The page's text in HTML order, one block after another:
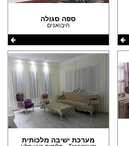
ספה סגולה
היבואנים
מערכת ישיבה מלכותית